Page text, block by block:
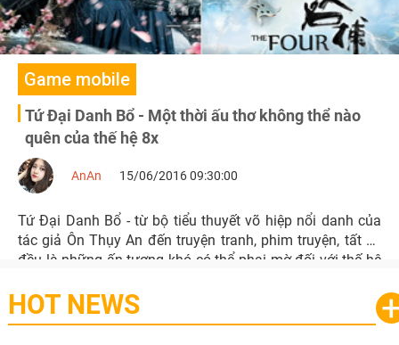
Game mobile
Tứ Đại Danh Bổ - Một thời ấu thơ không thể nào
quên của thế hệ 8x
AnAn 15/06/2016 09:30:00
Tứ Đại Danh Bổ - từ bộ tiểu thuyết võ hiệp nổi danh của
tác giả Ôn Thụy An đến truyện tranh, phim truyện, tất cả
đều là những ấn tượng khó có thể phai mờ đối với thế hệ
HOT NEWS